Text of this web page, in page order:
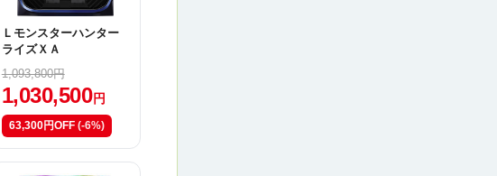
Ｌモンスターハンター
ライズＸＡ
1,093,800円
1,030,500 円
63,300円OFF (-6%)